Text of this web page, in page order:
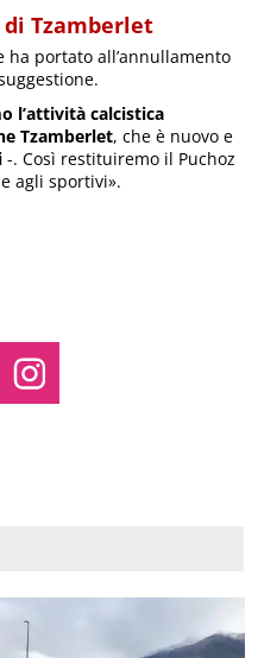
di Tzamberlet
ha portato all’annullamento
l’attività calcistica
Tzamberlet, che è nuovo e
-. Così restituiremo il Puchoz
agli sportivi».